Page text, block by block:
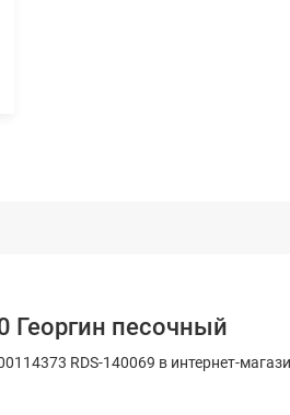
Георгин песочный
RDS-140069 в интернет-